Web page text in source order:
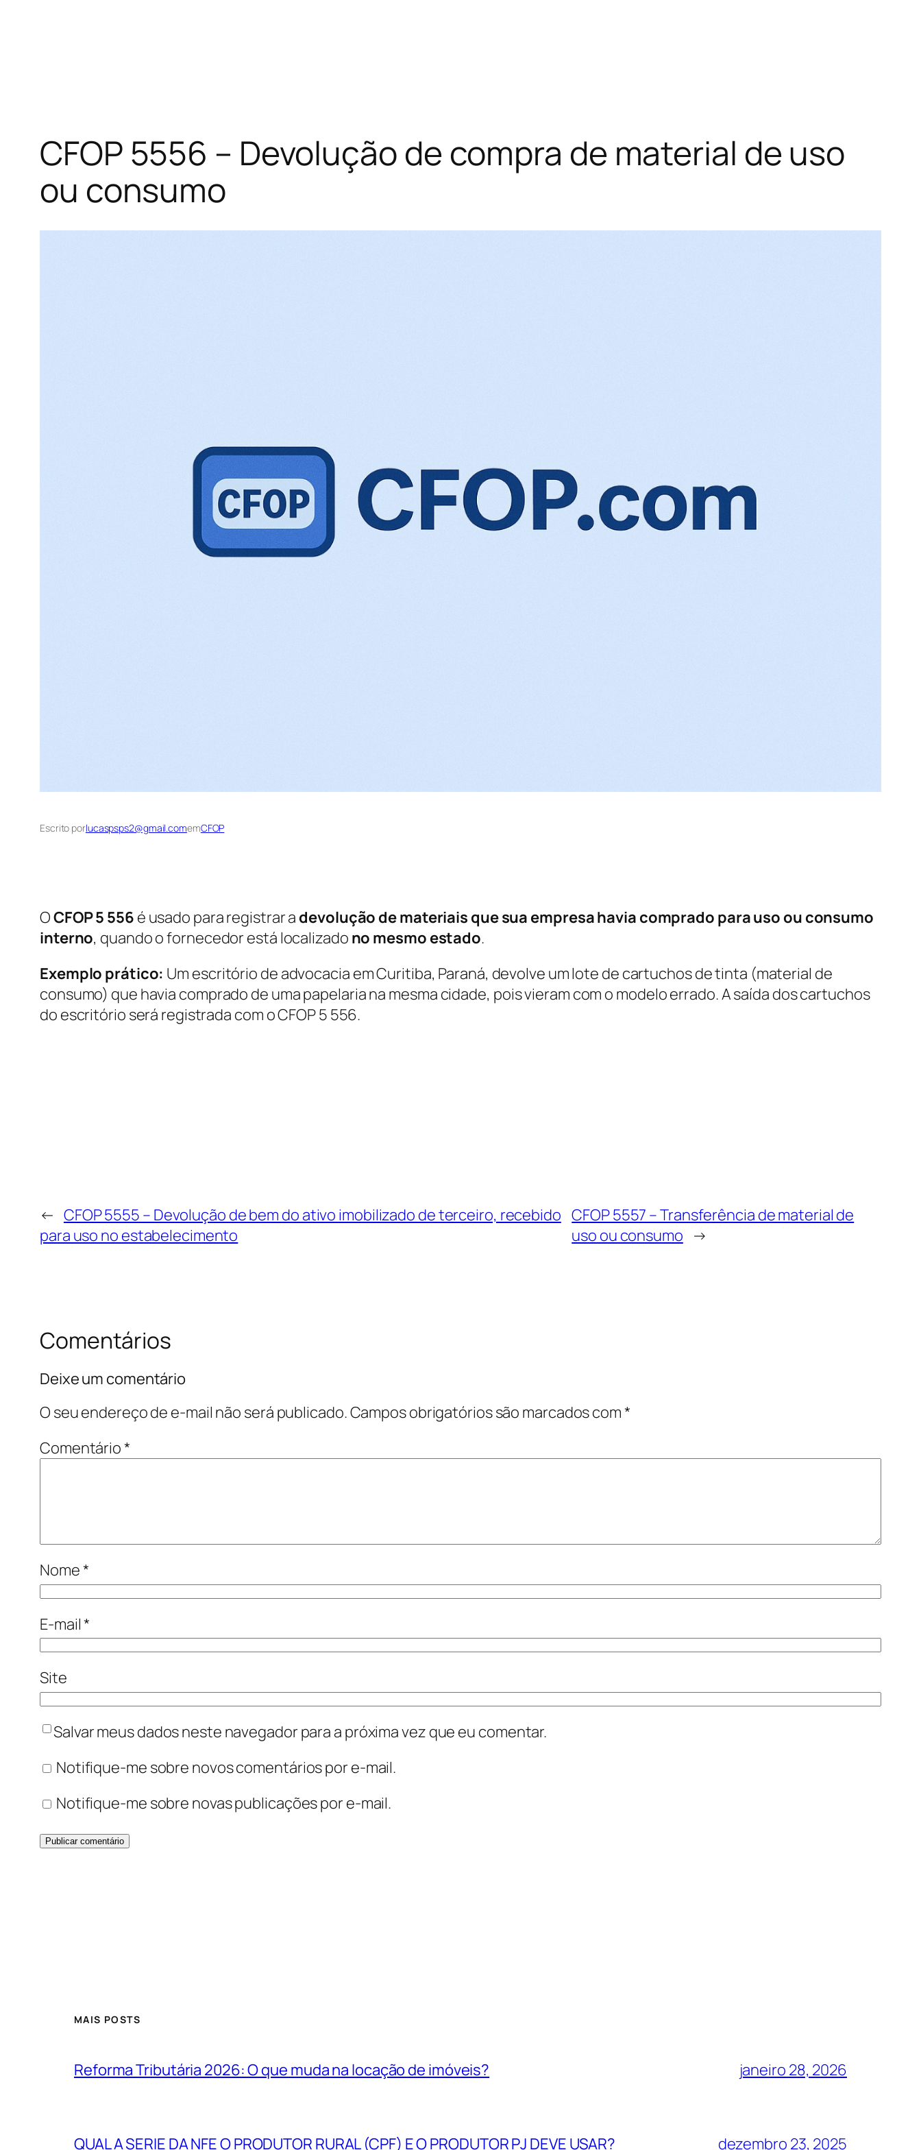
CFOP 5556 – Devolução de compra de material de uso
ou consumo
Escrito porlucaspsps2@gmail.comemCFOP
OCFOP 5 556 é usado para registrar a devolução de materiais que sua empresa havia comprado para uso ou consumo
interno, quando o fornecedor está localizado no mesmo estado.
Exemplo prático: Um escritório de advocacia em Curitiba, Paraná, devolve um lote de cartuchos de tinta (material de
consumo) que havia comprado de uma papelaria na mesma cidade, pois vieram com o modelo errado. A saída dos cartuchos
do escritório será registrada com o CFOP 5 556.
← CFOP 5555 – Devolução de bem do ativo imobilizado de terceiro, recebido
para uso no estabelecimento
CFOP 5557 – Transferência de material de
uso ou consumo →
Comentários
Deixe um comentário
O seu endereço de e-mail não será publicado.Campos obrigatórios são marcados com*
Comentário*
Nome*
E-mail*
Site
Salvar meus dados neste navegador para a próxima vez que eu comentar.
Notifique-me sobre novos comentários por e-mail.
Notifique-me sobre novas publicações por e-mail.
MAIS POSTS
Reforma Tributária 2026: O que muda na locação de imóveis? janeiro 28, 2026
QUAL A SERIE DA NFE O PRODUTOR RURAL (CPF) E O PRODUTOR PJ DEVE USAR? dezembro 23, 2025